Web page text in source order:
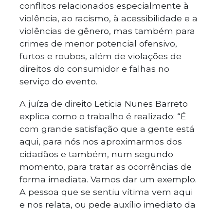
conflitos relacionados especialmente à
violência, ao racismo, à acessibilidade e a
violências de gênero, mas também para
crimes de menor potencial ofensivo,
furtos e roubos, além de violações de
direitos do consumidor e falhas no
serviço do evento.
A juíza de direito Leticia Nunes Barreto
explica como o trabalho é realizado: “É
com grande satisfação que a gente está
aqui, para nós nos aproximarmos dos
cidadãos e também, num segundo
momento, para tratar as ocorrências de
forma imediata. Vamos dar um exemplo.
A pessoa que se sentiu vítima vem aqui
e nos relata, ou pede auxílio imediato da